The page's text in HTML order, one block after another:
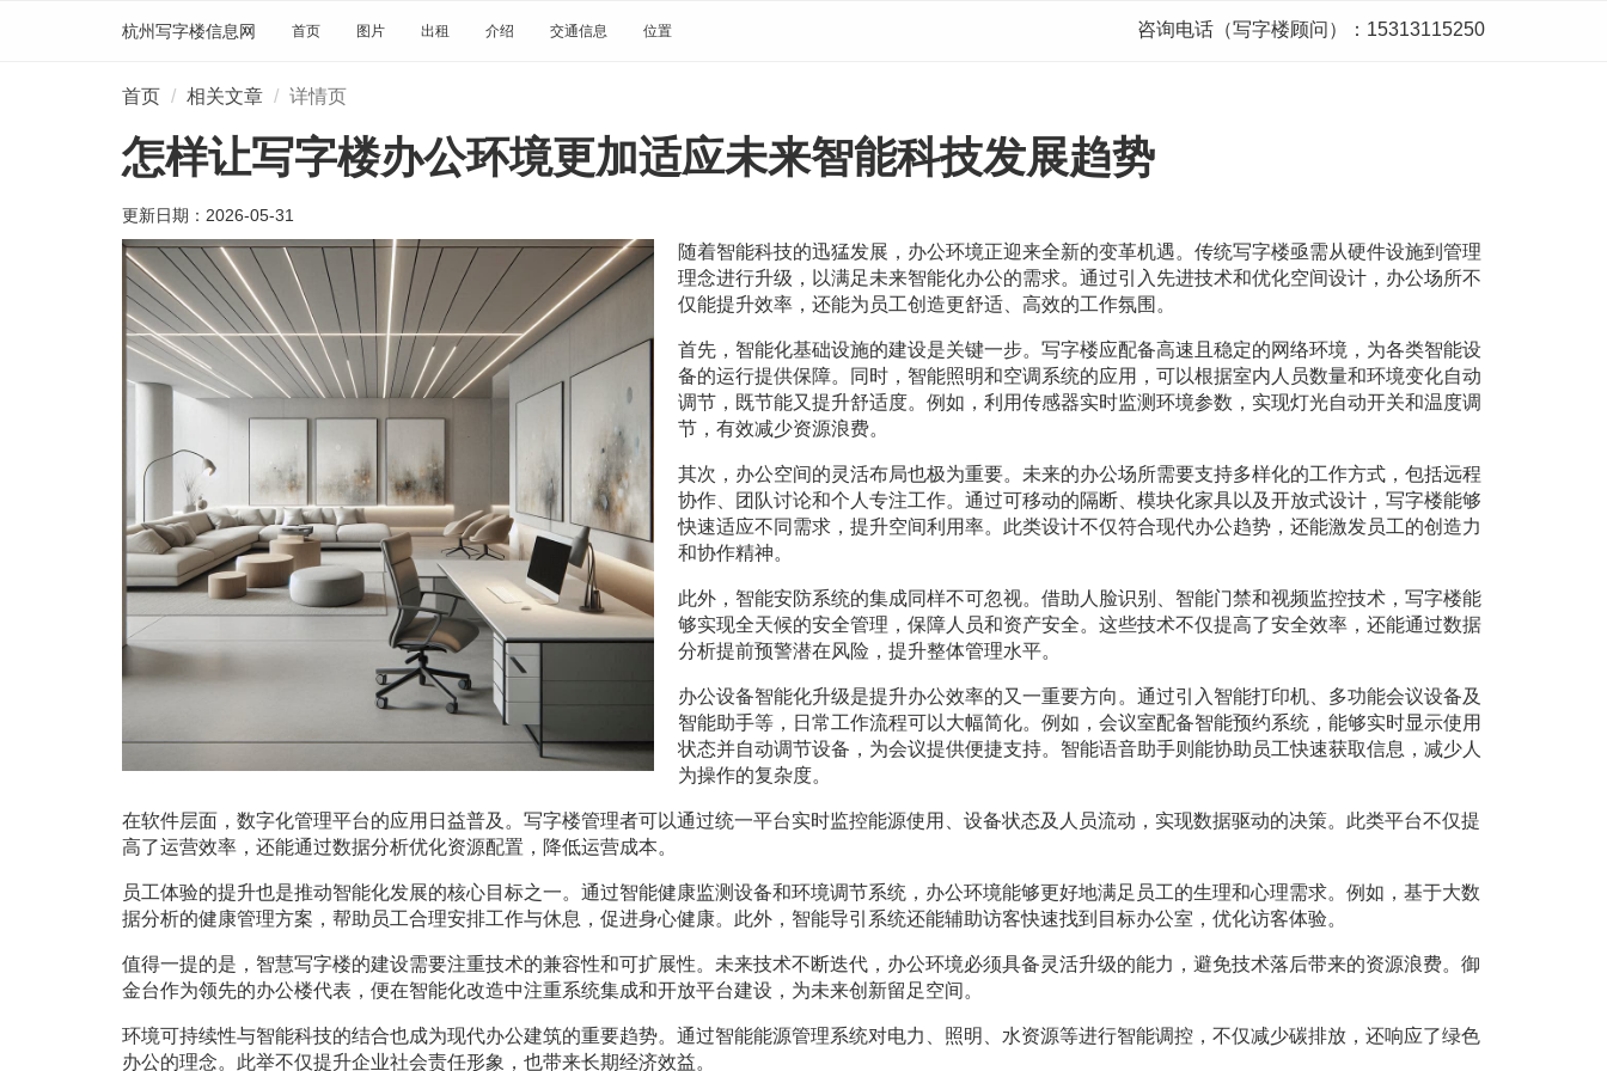
杭州写字楼信息网 首页 图片 出租 介绍 交通信息 位置 咨询电话（写字楼顾问）：15313115250
首页 相关文章 详情页
怎样让写字楼办公环境更加适应未来智能科技发展趋势
更新日期： 2026-05-31
随着智能科技的迅猛发展，办公环境正迎来全新的变革机遇。传统写字楼亟需从硬件设施到管理
理念进行升级，以满足未来智能化办公的需求。通过引入先进技术和优化空间设计，办公场所不
仅能提升效率，还能为员工创造更舒适、高效的工作氛围。
首先，智能化基础设施的建设是关键一步。写字楼应配备高速且稳定的网络环境，为各类智能设
备的运行提供保障。同时，智能照明和空调系统的应用，可以根据室内人员数量和环境变化自动
调节，既节能又提升舒适度。例如，利用传感器实时监测环境参数，实现灯光自动开关和温度调
节，有效减少资源浪费。
其次，办公空间的灵活布局也极为重要。未来的办公场所需要支持多样化的工作方式，包括远程
协作、团队讨论和个人专注工作。通过可移动的隔断、模块化家具以及开放式设计，写字楼能够
快速适应不同需求，提升空间利用率。此类设计不仅符合现代办公趋势，还能激发员工的创造力
和协作精神。
此外，智能安防系统的集成同样不可忽视。借助人脸识别、智能门禁和视频监控技术，写字楼能
够实现全天候的安全管理，保障人员和资产安全。这些技术不仅提高了安全效率，还能通过数据
分析提前预警潜在风险，提升整体管理水平。
办公设备智能化升级是提升办公效率的又一重要方向。通过引入智能打印机、多功能会议设备及
智能助手等，日常工作流程可以大幅简化。例如，会议室配备智能预约系统，能够实时显示使用
状态并自动调节设备，为会议提供便捷支持。智能语音助手则能协助员工快速获取信息，减少人
为操作的复杂度。
在软件层面，数字化管理平台的应用日益普及。写字楼管理者可以通过统一平台实时监控能源使用、设备状态及人员流动，实现数据驱动的决策。此类平台不仅提
高了运营效率，还能通过数据分析优化资源配置，降低运营成本。
员工体验的提升也是推动智能化发展的核心目标之一。通过智能健康监测设备和环境调节系统，办公环境能够更好地满足员工的生理和心理需求。例如，基于大数
据分析的健康管理方案，帮助员工合理安排工作与休息，促进身心健康。此外，智能导引系统还能辅助访客快速找到目标办公室，优化访客体验。
值得一提的是，智慧写字楼的建设需要注重技术的兼容性和可扩展性。未来技术不断迭代，办公环境必须具备灵活升级的能力，避免技术落后带来的资源浪费。御
金台作为领先的办公楼代表，便在智能化改造中注重系统集成和开放平台建设，为未来创新留足空间。
环境可持续性与智能科技的结合也成为现代办公建筑的重要趋势。通过智能能源管理系统对电力、照明、水资源等进行智能调控，不仅减少碳排放，还响应了绿色
办公的理念。此举不仅提升企业社会责任形象，也带来长期经济效益。